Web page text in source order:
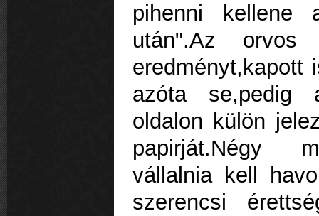
pihenni kellene
után".Az
eredményt,kapott
azóta se,pedig
oldalon külön
papirját.Négy
vállalnia kell
szerencsi